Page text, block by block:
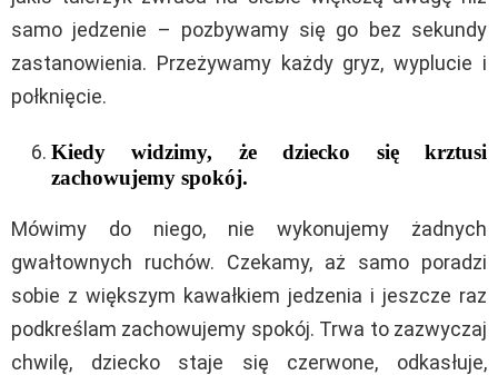
samo jedzenie – pozbywamy się go bez sekundy
zastanowienia. Przeżywamy każdy gryz, wyplucie i
połknięcie.
Kiedy widzimy, że dziecko się krztusi
zachowujemy spokój.
Mówimy do niego, nie wykonujemy żadnych
gwałtownych ruchów. Czekamy, aż samo poradzi
sobie z większym kawałkiem jedzenia i jeszcze raz
podkreślam zachowujemy spokój. Trwa to zazwyczaj
chwilę, dziecko staje się czerwone, odkasłuje,